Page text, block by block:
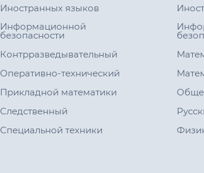
Иностранных языков
Информационной
безопасности
Контрразведывательный
Оперативно-технический
Прикладной математики
Следственный
Специальной техники